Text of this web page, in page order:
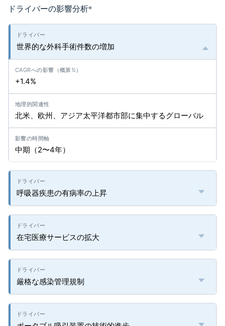
ドライバーの影響分析*
世界的な外科手術件数の増加
+1.4%
北米、欧州、アジア太平洋都市部に集中するグローバル
中期（2〜4年）
呼吸器疾患の有病率の上昇
在宅医療サービスの拡大
厳格な感染管理規制